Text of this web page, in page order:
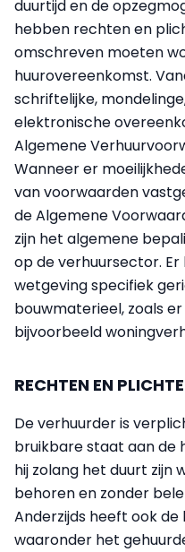
duurtijd en de
hebben rechten en
omschreven moeten
huurovereenkomst.
schriftelijke,
elektronische
Algemene
Wanneer er
van voorwaarden
de Algemene
zijn het algemene
op de verhuursector.
wetgeving specifiek
bouwmaterieel, zoals
bijvoorbeeld
RECHTEN EN
De verhuurder is
bruikbare staat aan de
hij zolang het duurt zijn
behoren en zonder
Anderzijds heeft ook
waaronder het